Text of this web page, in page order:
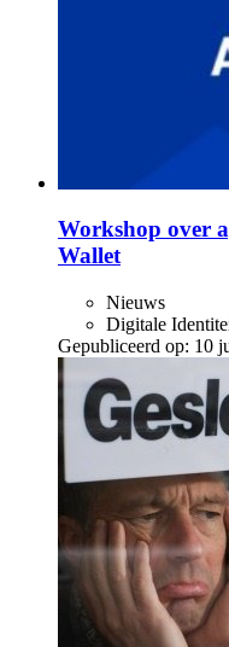
Workshop over
Wallet
Nieuws
Digitale
Gepubliceerd op: 10